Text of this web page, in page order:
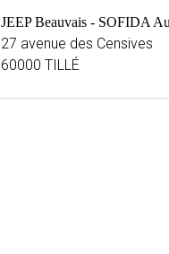
JEEP Beauvais - SOFIDA
27 avenue des Censives
60000 TILLÉ